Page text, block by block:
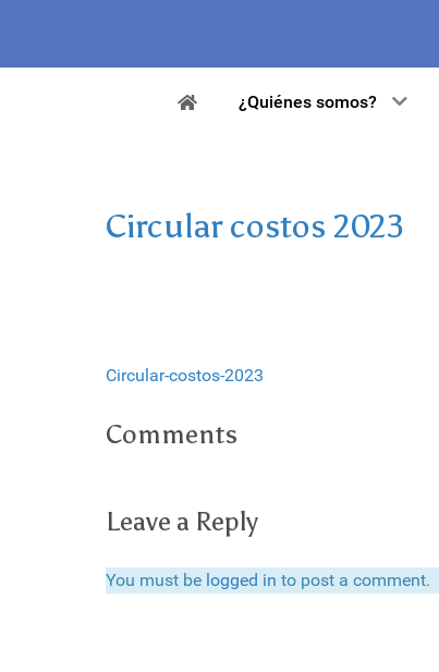
¿Quiénes somos?
Circular costos 2023
Circular-costos-2023
Comments
Leave a Reply
You must be logged in to post a comment.